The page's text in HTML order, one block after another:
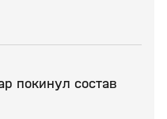
покинул состав